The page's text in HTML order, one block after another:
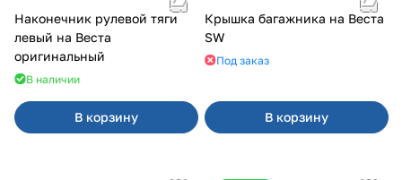
Наконечник рулевой тяги
левый на Веста
оригинальный
В наличии
В корзину
Крышка багажника на Веста
SW
Под заказ
В корзину